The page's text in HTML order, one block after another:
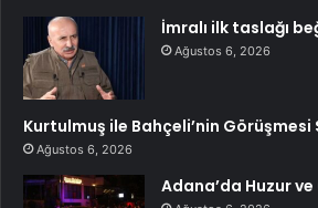
İmralı ilk taslağı
Ağustos 6, 2026
Kurtulmuş ile Bahçeli’nin Görüşmesi
Ağustos 6, 2026
Adana’da Huzur